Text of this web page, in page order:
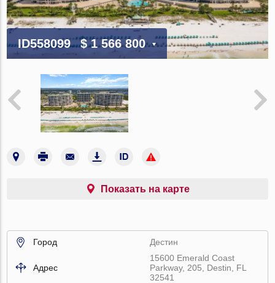
ID558099 $ 1 566 800
Показать на карте
Город Дестин
Адрес
15600 Emerald Coast
Parkway, 205, Destin, FL
32541